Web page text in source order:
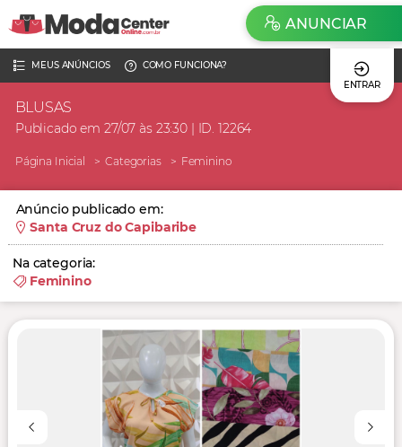
MEUS ANÚNCIOS
COMO FUNCIONA?
ENTRAR
ANUNCIAR
BLUSAS
Publicado em 27/07 às 23:30 | ID. 12264
Página Inicial Categorias Feminino
Anúncio publicado em:
Santa Cruz do Capibaribe
Na categoria:
Feminino